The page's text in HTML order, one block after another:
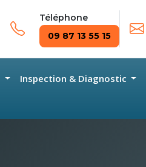
Téléphone
09 87 13 55 15
Inspection & Diagnostic